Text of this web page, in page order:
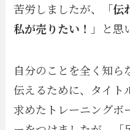
苦労しましたが、「伝
私が売りたい！ 」と思
自分のことを全く知ら
伝えるために、タイト
求めたトレーニングボ